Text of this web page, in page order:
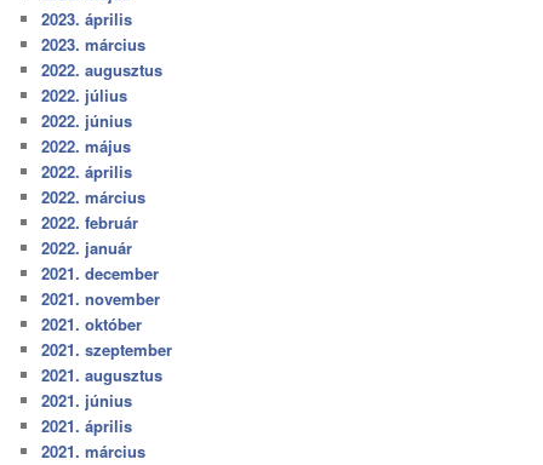
2023. április
2023. március
2022. augusztus
2022. július
2022. június
2022. május
2022. április
2022. március
2022. február
2022. január
2021. december
2021. november
2021. október
2021. szeptember
2021. augusztus
2021. június
2021. április
2021. március